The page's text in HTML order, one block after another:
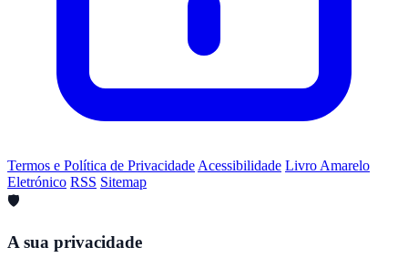
Termos e Política de Privacidade Acessibilidade Livro Amarelo
Eletrónico RSS Sitemap
🛡️
A sua privacidade